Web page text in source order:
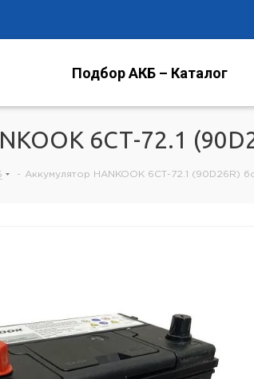
Подбор АКБ – Каталог
6СТ-72.1
- Аккумулятор HANKOOK 6СТ-72.1 (90D26R)